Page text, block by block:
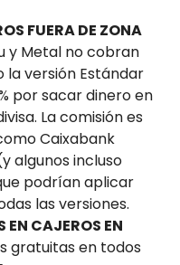
FUERA DE ZONA
y Metal no cobran
la versión Estándar
por sacar dinero en
La comisión es
Caixabank
algunos incluso
podrían aplicar
las versiones.
EN CAJEROS EN
gratuitas en todos